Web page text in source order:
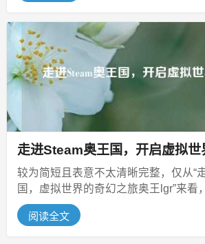
走进Steam奥王国，开启虚拟世
较为简短且表意不太清晰完整，仅从“
国，虚拟世界的奇幻之旅奥王lgr”来看
入名为“Steam...
阅读全文